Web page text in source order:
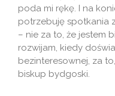
poda mi rękę. I na
potrzebuję spotkania
– nie za to, że jestem
rozwijam, kiedy
bezinteresownej, za
biskup bydgoski.